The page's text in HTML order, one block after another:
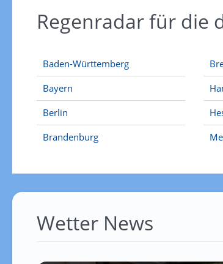
Regenradar für die
Baden-Württemberg
Bayern
Berlin
Brandenburg
Wetter News